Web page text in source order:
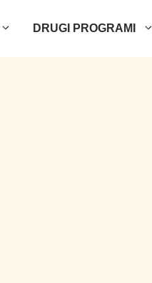
DRUGI PROGRAMI